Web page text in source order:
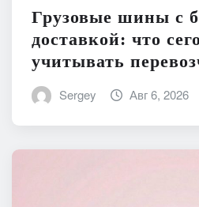
Грузовые шины с
доставкой: что
учитывать
Sergey Авг 6, 2026